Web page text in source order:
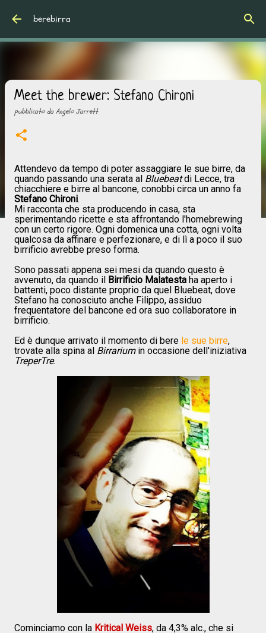
berebirra
Meet the brewer: Stefano Chironi
pubblicato daAngelo Jarrett
Attendevo da tempo di poter assaggiare le sue birre, da
quando passando una serata al Bluebeatdi Lecce, tra
chiacchiere e birre al bancone, conobbi circa un anno fa
Stefano Chironi.
Mi racconta che sta producendo in casa, sta
sperimentando ricette e sta affrontando l'homebrewing
con un certo rigore. Ogni domenica una cotta, ogni volta
qualcosa da affinare e perfezionare, e di lì a poco il suo
birrificio avrebbe preso forma.
Sono passati appena sei mesi da quando questo è
avvenuto, da quando il Birrificio Malatesta ha aperto i
battenti, poco distante proprio da quel Bluebeat, dove
Stefano ha conosciuto anche Filippo, assiduo
frequentatore del bancone ed ora suo collaboratore in
birrificio.
Ed è dunque arrivato il momento di bere le sue birre,
trovate alla spina al Birrariumin occasione dell'iniziativa
TreperTre.
Cominciamo con la Kritical Weiss, da 4,3% alc., che si